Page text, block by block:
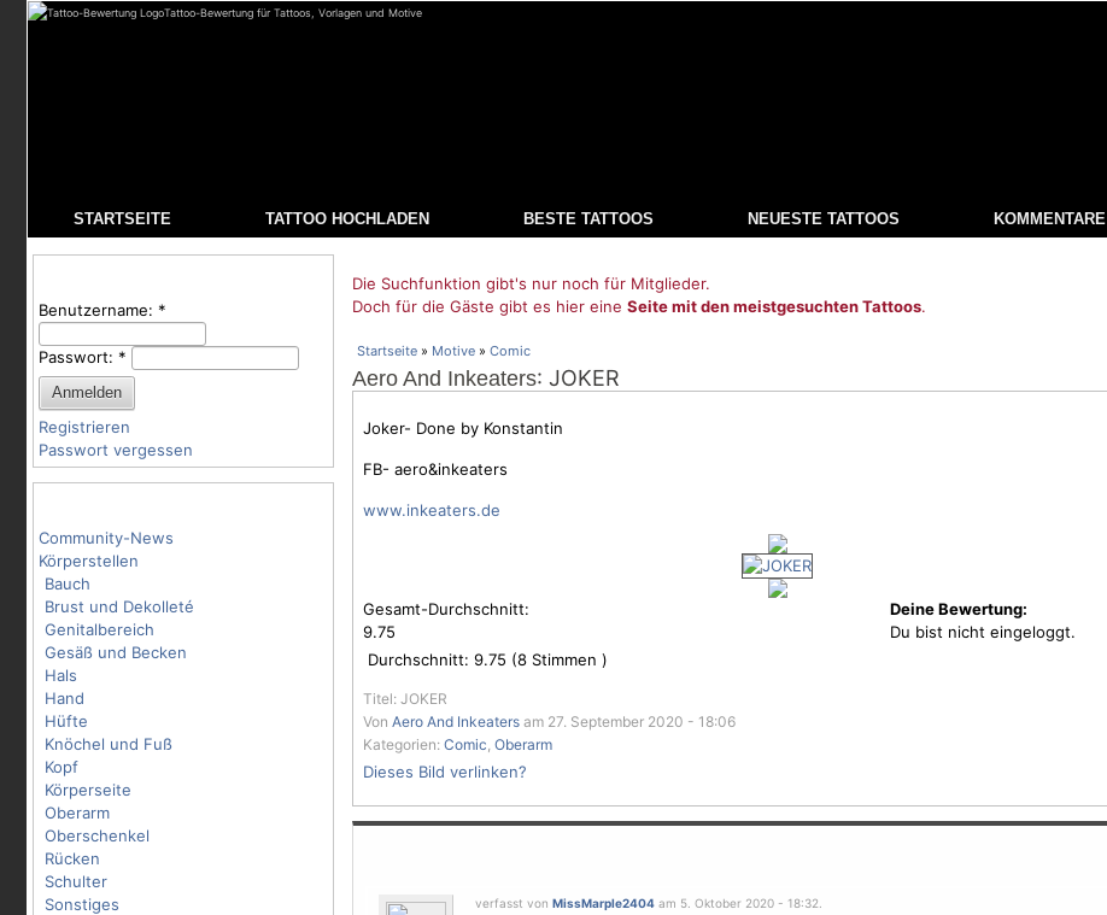
Tattoo-Bewertung für Tattoos, Vorlagen und Motive
STARTSEITE TATTOO HOCHLADEN BESTE TATTOOS NEUESTE TATTOOS KOMMENTARE
Benutzername: *
Passwort: *
Registrieren
Passwort vergessen
Community-News
Körperstellen
Bauch
Brust und Dekolleté
Genitalbereich
Gesäß und Becken
Hals
Hand
Hüfte
Knöchel und Fuß
Kopf
Körperseite
Oberarm
Oberschenkel
Rücken
Schulter
Sonstiges
Die Suchfunktion gibt's nur noch für Mitglieder.
Doch für die Gäste gibt es hier eine Seite mit den meistgesuchten Tattoos.
Startseite » Motive » Comic
Aero And Inkeaters: JOKER
Joker- Done by Konstantin
FB- aero&inkeaters
www.inkeaters.de
Gesamt-Durchschnitt:
9.75
Durchschnitt: 9.75 (8 Stimmen )
Deine Bewertung:
Du bist nicht eingeloggt.
Titel: JOKER
Von Aero And Inkeaters am 27. September 2020 - 18:06
Kategorien: Comic, Oberarm
Dieses Bild verlinken?
verfasst von MissMarple2404am 5. Oktober 2020 - 18:32.